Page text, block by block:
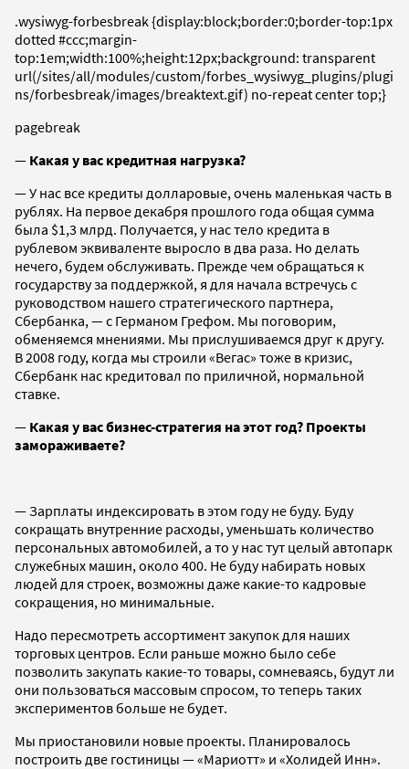
.wysiwyg-forbesbreak {display:block;border:0;border-top:1px
dotted #ccc;margin-
top:1em;width:100%;height:12px;background: transparent
url(/sites/all/modules/custom/forbes_wysiwyg_plugins/plugi
ns/forbesbreak/images/breaktext.gif) no-repeat center top;}
pagebreak
— Какая у вас кредитная нагрузка?
— У нас все кредиты долларовые, очень маленькая часть в
рублях. На первое декабря прошлого года общая сумма
была $1,3 млрд. Получается, у нас тело кредита в
рублевом эквиваленте выросло в два раза. Но делать
нечего, будем обслуживать. Прежде чем обращаться к
государству за поддержкой, я для начала встречусь с
руководством нашего стратегического партнера,
Сбербанка, — с Германом Грефом. Мы поговорим,
обменяемся мнениями. Мы прислушиваемся друг к другу.
В 2008 году, когда мы строили «Вегас» тоже в кризис,
Сбербанк нас кредитовал по приличной, нормальной
ставке.
— Какая у вас бизнес-стратегия на этот год? Проекты
замораживаете?
— Зарплаты индексировать в этом году не буду. Буду
сокращать внутренние расходы, уменьшать количество
персональных автомобилей, а то у нас тут целый автопарк
служебных машин, около 400. Не буду набирать новых
людей для строек, возможны даже какие-то кадровые
сокращения, но минимальные.
Надо пересмотреть ассортимент закупок для наших
торговых центров. Если раньше можно было себе
позволить закупать какие-то товары, сомневаясь, будут ли
они пользоваться массовым спросом, то теперь таких
экспериментов больше не будет.
Мы приостановили новые проекты. Планировалось
построить две гостиницы — «Мариотт» и «Холидей Инн».